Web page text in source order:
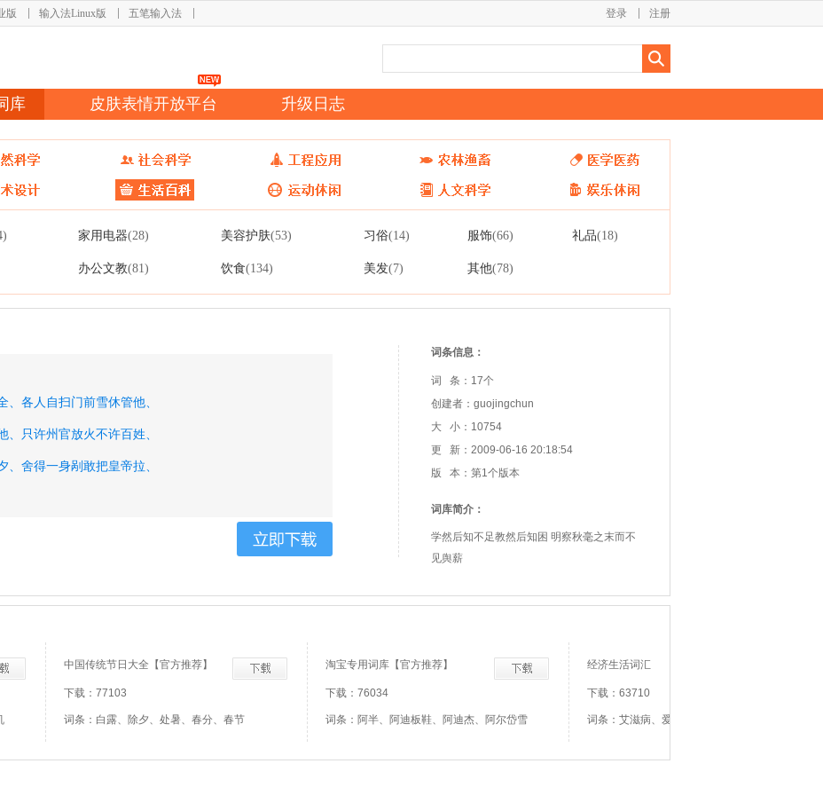
版 输入法Linux版 五笔输入法 注册
登录
库 皮肤表情开放平台 升级日志
家用电器(28) 美容护肤(53) 习俗(14) 服饰(66) 礼品(18)
办公文教(81) 饮食(134) 美发(7) 其他(78)
、 各人自扫门前雪休管他、
、 只许州官放火不许百姓、
、 舍得一身剐敢把皇帝拉、
、只要功夫深铁杵磨成针、
、
、
词条信息：
词 条：17个
创建者：guojingchun
大 小：10754
更 新：2009-06-16 20:18:54
版 本：第1个版本
词库简介：
学然后知不足教然后知困 明察秋毫之末而不
见舆薪
中国传统节日大全【官方推荐】
下载：77103
词条：白露、除夕、处暑、春分、春节
淘宝专用词库【官方推荐】
下载：76034
词条：阿半、阿迪板鞋、阿迪杰、阿尔岱雪
经济生活词汇
下载：63710
词条：艾滋病、爱丽舍宫、安居工程